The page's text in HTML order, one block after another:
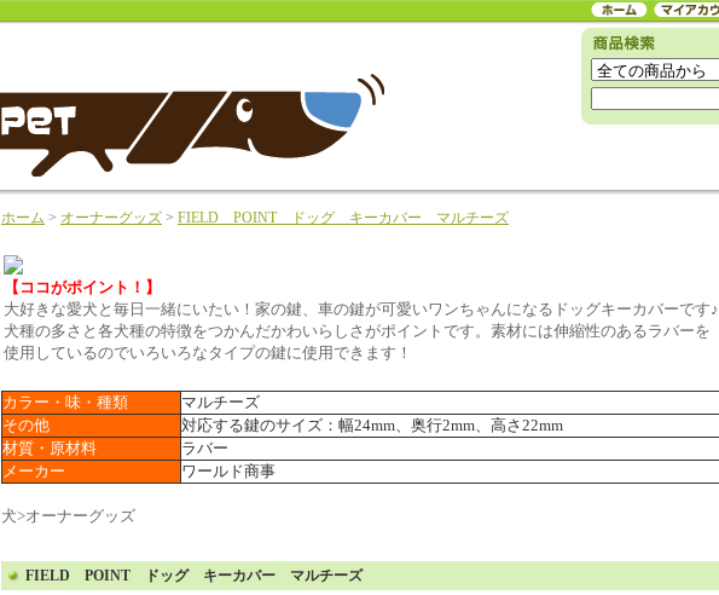
ホーム > オーナーグッズ > FIELD POINT ドッグ キーカバー マルチーズ
【ココがポイント！】
大好きな愛犬と毎日一緒にいたい！家の鍵、車の鍵が可愛いワンちゃんになるドッグキーカバーです♪
犬種の多さと各犬種の特徴をつかんだかわいらしさがポイントです。素材には伸縮性のあるラバーを
使用しているのでいろいろなタイプの鍵に使用できます！
カラー・味・種類
マルチーズ
その他
対応する鍵のサイズ：幅24mm、奥行2mm、高さ22mm
材質・原材料
ラバー
メーカー
ワールド商事
犬>オーナーグッズ
FIELD POINT ドッグ キーカバー マルチーズ